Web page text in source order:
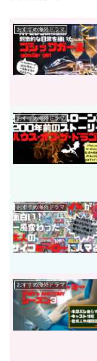
おすすめ海外ドラマ
おすすめ海外ドラマ
おすすめ海外ドラマ
おすすめ海外ドラマ